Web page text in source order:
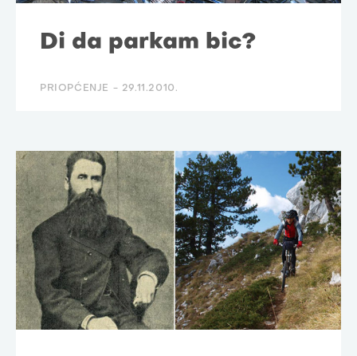
Di da parkam bic?
PRIOPĆENJE - 29.11.2010.